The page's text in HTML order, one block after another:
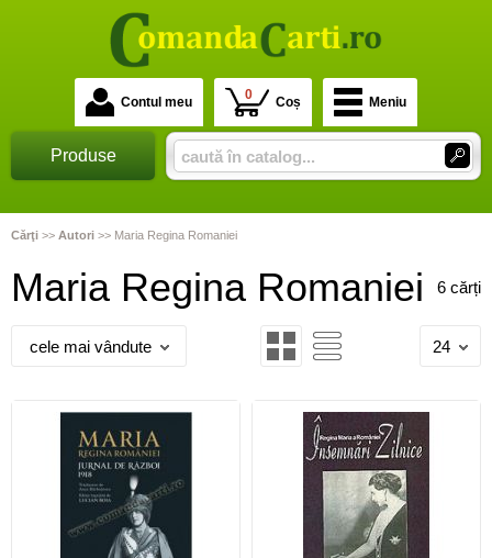
Contul meu 0 Coș Meniu
Produse
Cărţi >> Autori >> Maria Regina Romaniei
Maria Regina Romaniei 6 cărți
cele mai vândute 24